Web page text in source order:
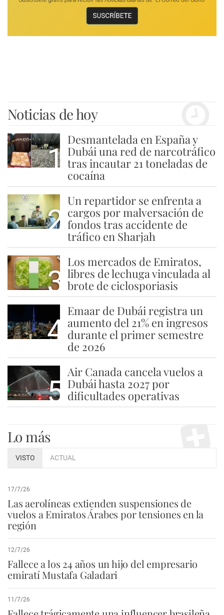
Noticias de hoy
1
Desmantelada en España y
Dubái una red de narcotráfico
tras incautar 21 toneladas de
cocaína
2
Un repartidor se enfrenta a
cargos por malversación de
fondos tras accidente de
tráfico en Sharjah
3
Los mercados de Emiratos,
libres de lechuga vinculada al
brote de ciclosporiasis
4
Emaar de Dubái registra un
aumento del 21% en ingresos
durante el primer semestre
de 2026
5
Air Canada cancela vuelos a
Dubái hasta 2027 por
dificultades operativas
Lo más
VISTO ACTUAL
17/7/26
Las aerolíneas extienden suspensiones de
vuelos a Emiratos Árabes por tensiones en la
región
12/7/26
Fallece a los 24 años un hijo del empresario
emiratí Mustafa Galadari
11/7/26